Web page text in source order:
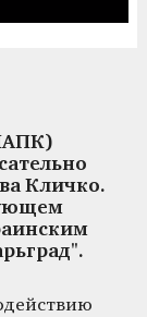
Кличко.